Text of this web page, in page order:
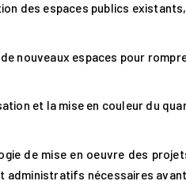
des espaces publics
nouveaux espaces pour
et la mise en couleur du
de mise en oeuvre des
administratifs nécessaires